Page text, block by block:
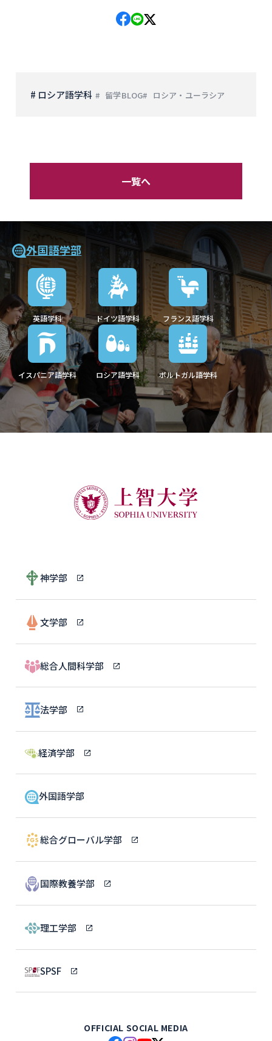
# ロシア語学科 留学BLOG ロシア・ユーラシア
一覧へ
外国語学部
英語学科 ドイツ語学科 フランス語学科
イスパニア語学科 ロシア語学科 ポルトガル語学科
神学部
文学部
総合人間科学部
法学部
経済学部
外国語学部
総合グローバル学部
国際教養学部
理工学部
SPSF
OFFICIAL SOCIAL MEDIA